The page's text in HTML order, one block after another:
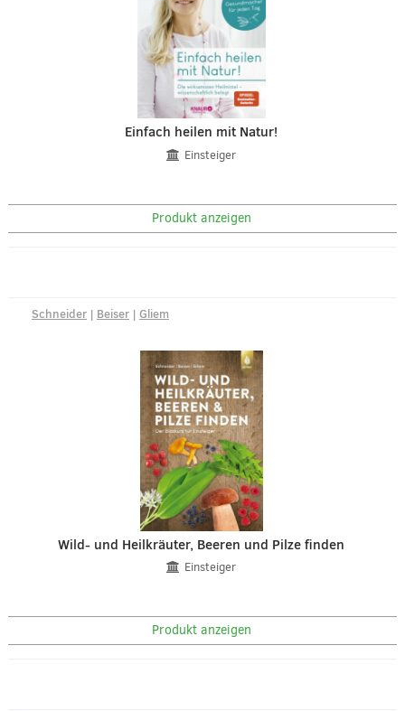
Einfach heilen mit Natur!
Einsteiger
Produkt anzeigen
Schneider| Beiser| Gliem
Wild- und Heilkräuter, Beeren und Pilze finden
Einsteiger
Produkt anzeigen